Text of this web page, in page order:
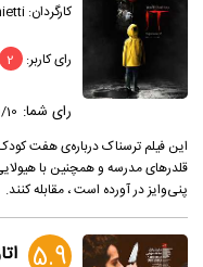
کارگردان:
رای کاربر: 2
رای شما: /10
این فیلم ترسناک درباره‌ی هفت
قلدرهای مدرسه و همچنین با
پنی‌وایز در آورده است ، مقابله کنند.
5.9